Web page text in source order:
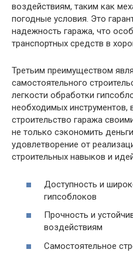
воздействиям, таким как
погодные условия. Это
надежность гаража, что
транспортных средств в
Третьим преимуществом
самостоятельного
легкости обработки
необходимых инструментов,
строительство гаража
не только сэкономить
удовлетворение от
строительных навыков и
Доступность и
гипсоблоков
Прочность и
воздействиям
Самостоятельное